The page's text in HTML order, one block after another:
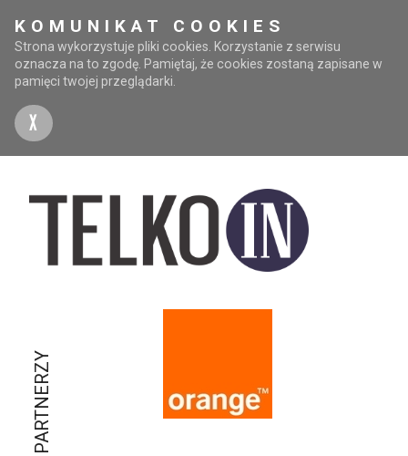
KOMUNIKAT COOKIES
Strona wykorzystuje pliki cookies. Korzystanie z serwisu
oznacza na to zgodę. Pamiętaj, że cookies zostaną zapisane w
pamięci twojej przeglądarki.
X
PARTNERZY